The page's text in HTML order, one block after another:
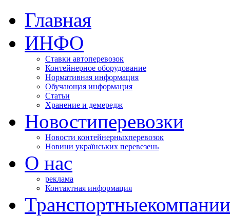
Главная
ИНФО
Ставки автоперевозок
Контейнерное оборудование
Нормативная информация
Обучающая информация
Статьи
Хранение и демередж
Новостиперевозки
Новости контейнерныхперевозок
Новини українських перевезень
О нас
реклама
Контактная информация
Транспортныекомпании